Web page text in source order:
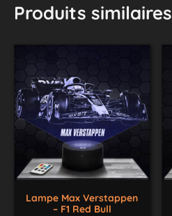
Produits similaires
Lampe Max Verstappen
– F1 Red Bull